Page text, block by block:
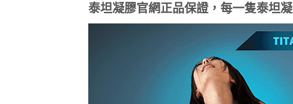
泰坦凝膠官網正品保證，每一隻泰坦